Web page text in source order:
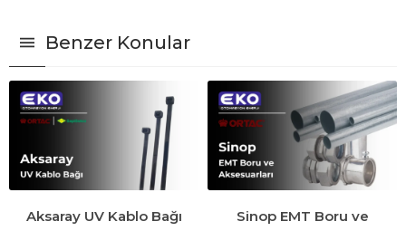
Benzer Konular
Aksaray UV Kablo Bağı
Sinop EMT Boru ve